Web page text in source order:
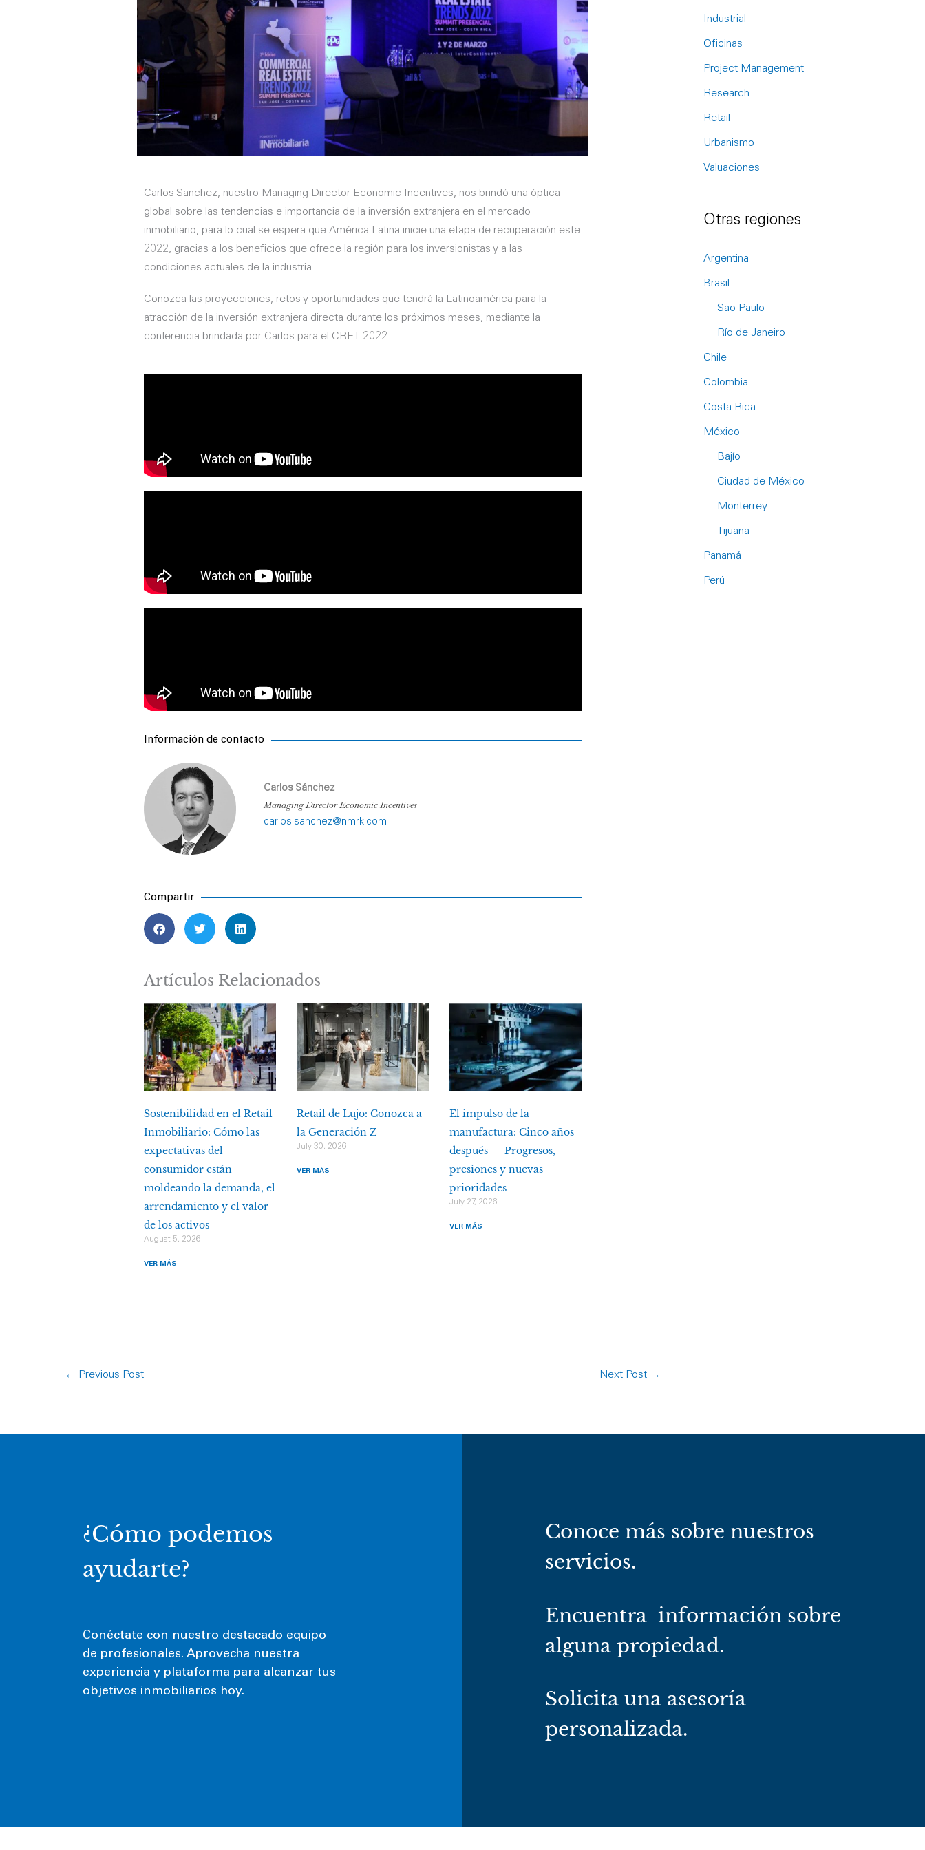
Carlos Sanchez, nuestro Managing Director Economic Incentives, nos brindó una óptica
global sobre las tendencias e importancia de la inversión extranjera en el mercado
inmobiliario, para lo cual se espera que América Latina inicie una etapa de recuperación este
2022, gracias a los beneficios que ofrece la región para los inversionistas y a las
condiciones actuales de la industria.
Conozca las proyecciones, retos y oportunidades que tendrá la Latinoamérica para la
atracción de la inversión extranjera directa durante los próximos meses, mediante la
conferencia brindada por Carlos para el CRET 2022.
Información de contacto
Carlos Sánchez
Managing Director Economic Incentives
carlos.sanchez@nmrk.com
Compartir
Artículos Relacionados
Sostenibilidad en el Retail
Inmobiliario: Cómo las
expectativas del
consumidor están
moldeando la demanda, el
arrendamiento y el valor
de los activos
August 5, 2026
VER MÁS
Retail de Lujo: Conozca a
la Generación Z
July 30, 2026
VER MÁS
El impulso de la
manufactura: Cinco años
después — Progresos,
presiones y nuevas
prioridades
July 27, 2026
VER MÁS
← Previous Post Next Post →
Industrial
Oficinas
Project Management
Research
Retail
Urbanismo
Valuaciones
Otras regiones
Argentina
Brasil
Sao Paulo
Río de Janeiro
Chile
Colombia
Costa Rica
México
Bajío
Ciudad de México
Monterrey
Tijuana
Panamá
Perú
¿Cómo podemos
ayudarte?
Conéctate con nuestro destacado equipo
de profesionales. Aprovecha nuestra
experiencia y plataforma para alcanzar tus
objetivos inmobiliarios hoy.
Conoce más sobre nuestros
servicios.
Encuentra información sobre
alguna propiedad.
Solicita una asesoría
personalizada.